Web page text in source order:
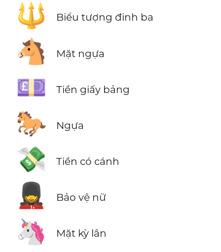
🔱 Biểu tượng đinh ba
🐴 Mặt ngựa
💷 Tiền giấy bảng
🐎 Ngựa
💸 Tiền có cánh
💂‍♀️ Bảo vệ nữ
🦄 Mặt kỳ lân